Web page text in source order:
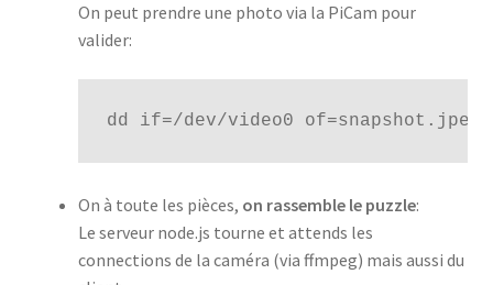
On peut prendre une photo via la PiCam pour
valider:
dd if=/dev/video0 of=snapshot.jpeg
On à toute les pièces, on rassemble le puzzle:
Le serveur node.js tourne et attends les
connections de la caméra (via ffmpeg) mais aussi du